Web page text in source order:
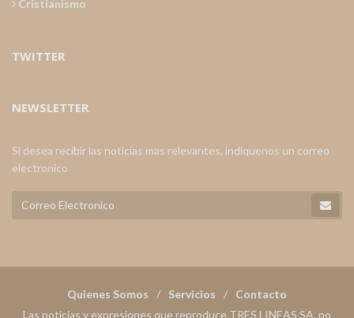
Cristianismo
TWITTER
NEWSLETTER
Si desea recibir las noticias mas relevantes, indiquenos un correo
electronico
Quienes Somos Servicios
Contacto
Las noticias y expresiones que reproduce TRES LINEAS SA, no